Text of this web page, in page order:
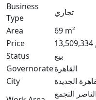
Business
Type
تجاري
Area
69 m²
Price
13,509,334
Status
بيع
Governorateالقاهرة
City
الجديدة
التجمع